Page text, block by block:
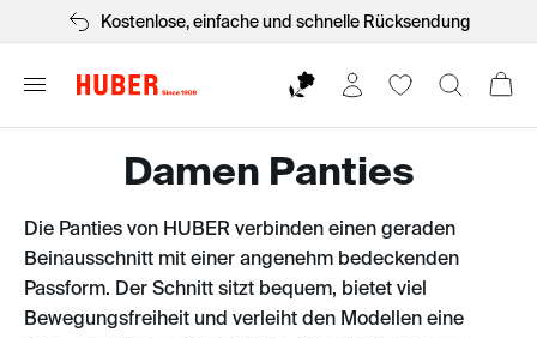
Kostenlose, einfache und schnelle Rücksendung
Damen Panties
Die Panties von HUBER verbinden einen geraden
Beinausschnitt mit einer angenehm bedeckenden
Passform. Der Schnitt sitzt bequem, bietet viel
Bewegungsfreiheit und verleiht den Modellen eine